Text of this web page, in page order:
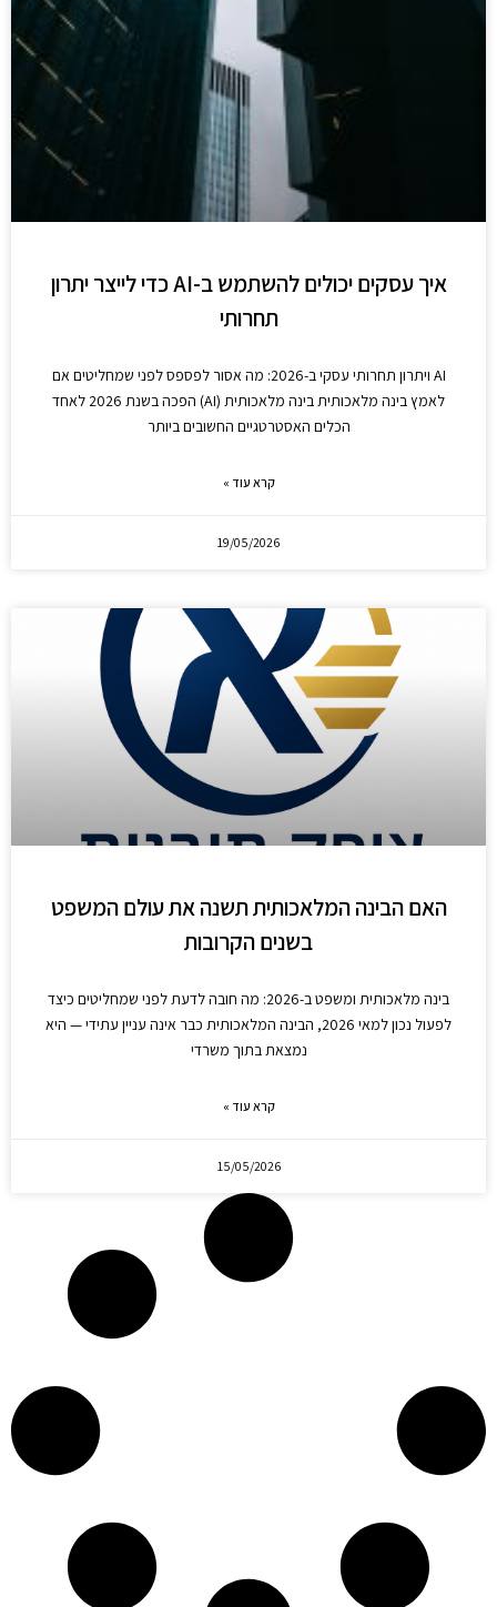
איך עסקים יכולים להשתמש ב-AI כדי לייצר יתרון
תחרותי
AI ויתרון תחרותי עסקי ב-2026: מה אסור לפספס לפני שמחליטים אם
לאמץ בינה מלאכותית בינה מלאכותית (AI) הפכה בשנת 2026 לאחד
הכלים האסטרטגיים החשובים ביותר
קרא עוד »
19/05/2026
האם הבינה המלאכותית תשנה את עולם המשפט
בשנים הקרובות
בינה מלאכותית ומשפט ב-2026: מה חובה לדעת לפני שמחליטים כיצד
לפעול נכון למאי 2026, הבינה המלאכותית כבר אינה עניין עתידי — היא
נמצאת בתוך משרדי
קרא עוד »
15/05/2026